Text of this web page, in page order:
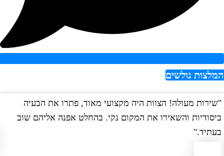
גולשים
מעולה! הצוות היה מקצועי מאוד, פתרו את הבעיה
והשאירו את המקום נקי. בהחלט אפנה אליהם שוב